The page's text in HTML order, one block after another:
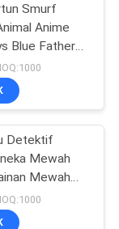
Smurf
Anime
Blue Father
Detektif
Mewah
Mewah
Tahun